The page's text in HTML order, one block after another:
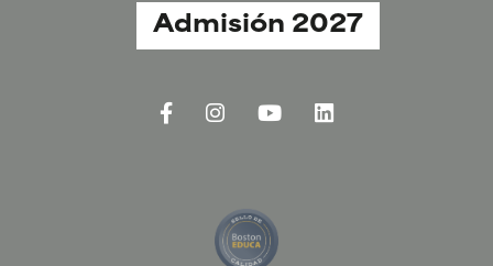
Admisión 2027